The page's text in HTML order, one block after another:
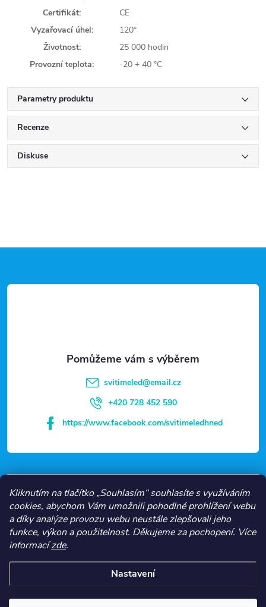
Kliknutím na tlačítko „Souhlasím“ souhlasíte s využíváním
cookies, abychom Vám umožnili pohodlné prohlížení webu
a díky analýze provozu webu neustále zlepšovali jeho
funkce, výkon a použitelnost. Děkujeme za pochopení. Více
informacízde.
Nastavení
Certifikát:
CE
Vyzařovací úhel:
120°
Životnost:
25 000 hodin
Provozní teplota:
-20 + 40 °C
Parametry produktu
Recenze
Diskuse
á
VŠE O NÁKUPU
NEJČASTĚJŠÍ KATEGORIE
svitimeled@email.cz
+420 728 452 590
https://www.facebook.com/svitimeledhned
Copyright 2026Svítíme LED. Všechna práva vyhrazena.